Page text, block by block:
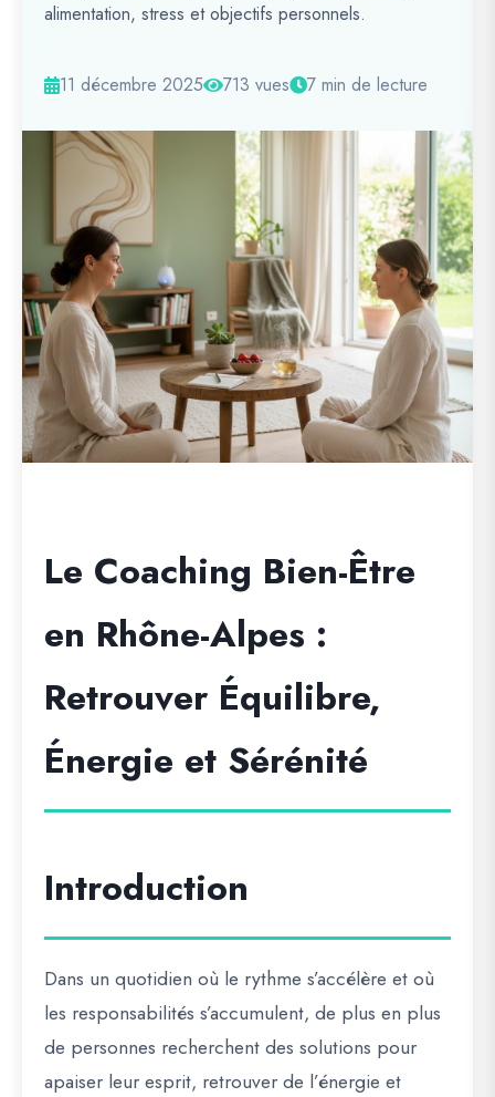
alimentation, stress et objectifs personnels.
11 décembre 2025 713 vues 7 min de lecture
Le Coaching Bien-Être
en Rhône-Alpes :
Retrouver Équilibre,
Énergie et Sérénité
Introduction
Dans un quotidien où le rythme s’accélère et où
les responsabilités s’accumulent, de plus en plus
de personnes recherchent des solutions pour
apaiser leur esprit, retrouver de l’énergie et